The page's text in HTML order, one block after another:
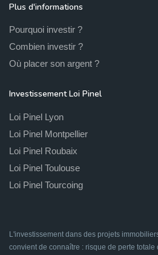
Plus d'informations
Pourquoi investir ?
Combien investir ?
Où placer son argent ?
Investissement Loi Pinel
Loi Pinel Lyon
Loi Pinel Montpellier
Loi Pinel Roubaix
Loi Pinel Toulouse
Loi Pinel Tourcoing
L'investissement dans des projets
convient de connaître : risque de perte